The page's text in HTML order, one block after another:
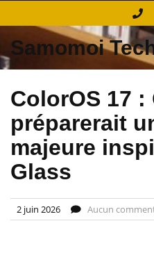
Samomoi
ColorOS 17 :
préparerait
majeure
Glass
2 juin 2026 Aucun